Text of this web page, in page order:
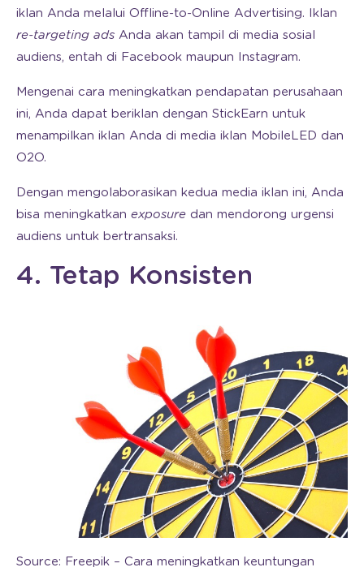
iklan Anda melalui Offline-to-Online Advertising. Iklan
re-targeting ads Anda akan tampil di media sosial
audiens, entah di Facebook maupun Instagram.
Mengenai cara meningkatkan pendapatan perusahaan
ini, Anda dapat beriklan dengan StickEarn untuk
menampilkan iklan Anda di media iklan MobileLED dan
O2O.
Dengan mengolaborasikan kedua media iklan ini, Anda
bisa meningkatkan exposure dan mendorong urgensi
audiens untuk bertransaksi.
4. Tetap Konsisten
Source: Freepik – Cara meningkatkan keuntungan